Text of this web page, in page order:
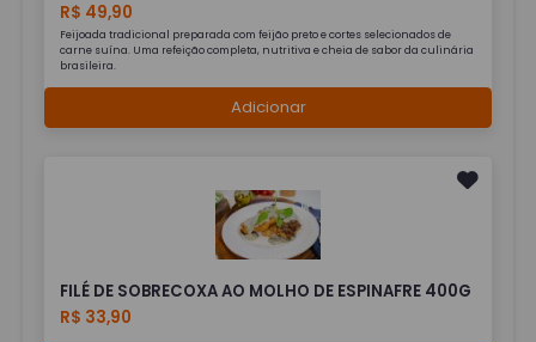
R$ 49,90
Feijoada tradicional preparada com feijão preto e cortes selecionados de
carne suína. Uma refeição completa, nutritiva e cheia de sabor da culinária
brasileira.
Adicionar
FILÉ DE SOBRECOXA AO MOLHO DE ESPINAFRE 400G
R$ 33,90